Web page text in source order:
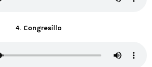
4. Congresillo